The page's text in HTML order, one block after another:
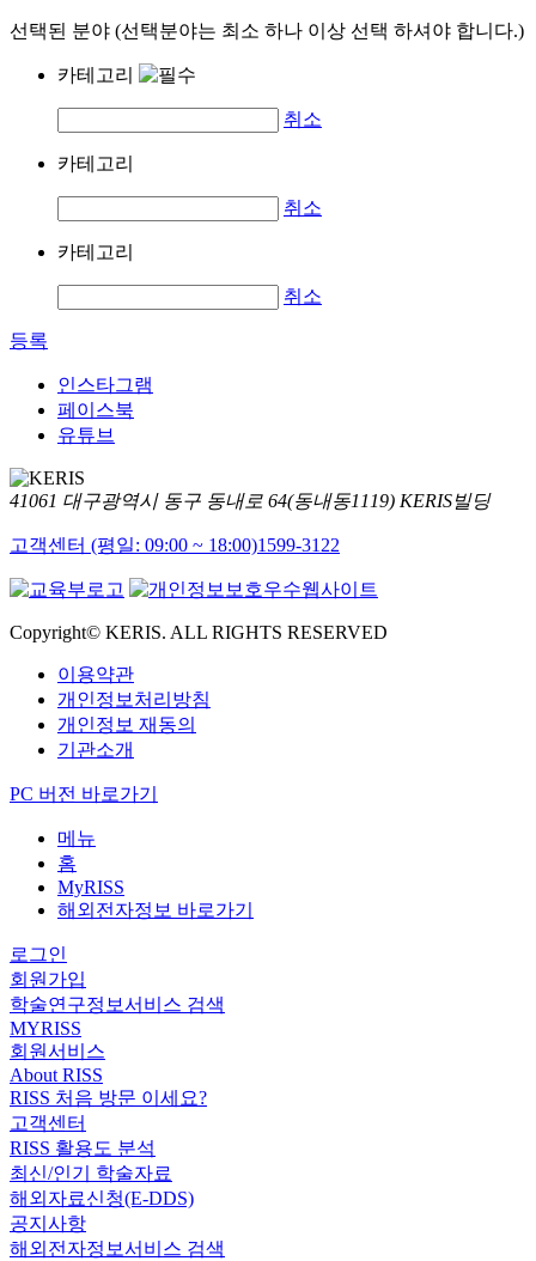
선택된 분야 (선택분야는 최소 하나 이상 선택 하셔야 합니다.)
카테고리
취소
카테고리
취소
카테고리
취소
등록
인스타그램
페이스북
유튜브
41061 대구광역시 동구 동내로 64(동내동1119) KERIS빌딩
고객센터 (평일: 09:00 ~ 18:00)1599-3122
Copyright© KERIS. ALL RIGHTS RESERVED
이용약관
개인정보처리방침
개인정보 재동의
기관소개
PC 버전 바로가기
메뉴
홈
MyRISS
해외전자정보 바로가기
로그인
회원가입
학술연구정보서비스 검색
MYRISS
회원서비스
About RISS
RISS 처음 방문 이세요?
고객센터
RISS 활용도 분석
최신/인기 학술자료
해외자료신청(E-DDS)
공지사항
해외전자정보서비스 검색